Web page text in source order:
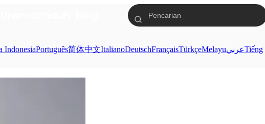
IndonesiaPortuguês简体中文ItalianoDeutschFrançaisTürkçeMelayuعربيTiếng